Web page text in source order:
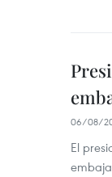
06/08/
El